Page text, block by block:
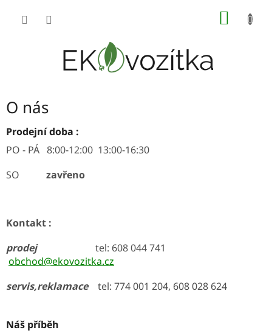
O nás
Prodejní doba :
PO - PÁ 8:00-12:00 13:00-16:30
SO
zavřeno
Kontakt :
prodej
tel: 608 044 741
obchod@ekovozitka.cz
servis,reklamace tel: 774 001 204, 608 028 624
Náš příběh